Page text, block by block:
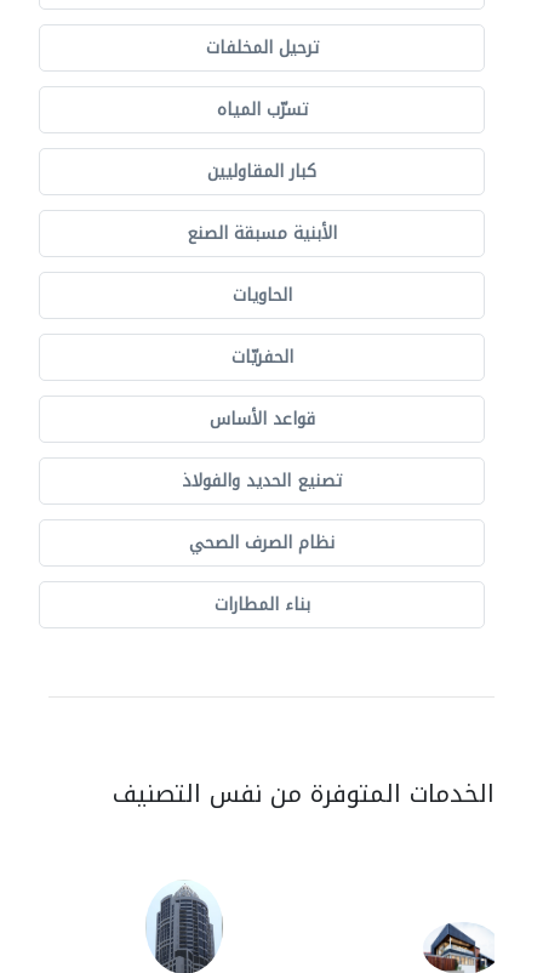
ترحيل المخلفات
تسرّب المياه
كبار المقاوليين
الأبنية مسبقة الصنع
الحاويات
الحفريّات
قواعد الأساس
تصنيع الحديد والفولاذ
نظام الصرف الصحي
بناء المطارات
الخدمات المتوفرة من نفس التصنيف